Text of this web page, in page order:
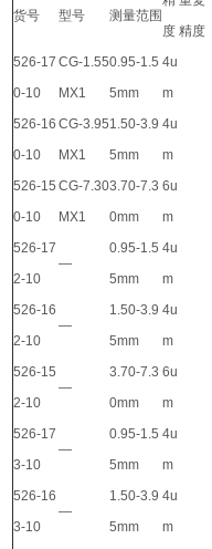
货号 型号 测量范围
度 精度
526-17
0-10
CG-1.55
MX1
0.95-1.5
5mm
4u
m
526-16
0-10
CG-3.95
MX1
1.50-3.9
5mm
4u
m
526-15
0-10
CG-7.30
MX1
3.70-7.3
0mm
6u
m
526-17
2-10
—
0.95-1.5
5mm
4u
m
526-16
2-10
—
1.50-3.9
5mm
4u
m
526-15
2-10
—
3.70-7.3
0mm
6u
m
526-17
3-10
—
0.95-1.5
5mm
4u
m
526-16
3-10
—
1.50-3.9
5mm
4u
m